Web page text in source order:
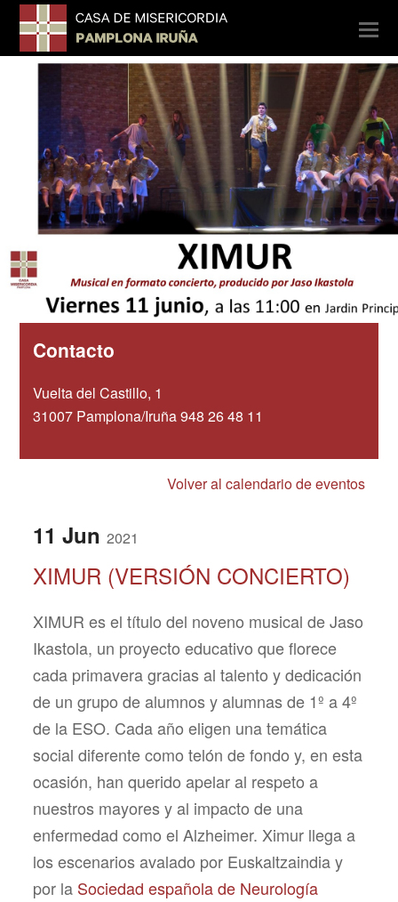
Contacto
Vuelta del Castillo, 1
31007 Pamplona/Iruña 948 26 48 11
Volver al calendario de eventos
11Jun2021
XIMUR (VERSIÓN CONCIERTO)
XIMUR es el título del noveno musical de Jaso
Ikastola, un proyecto educativo que florece
cada primavera gracias al talento y dedicación
de un grupo de alumnos y alumnas de 1º a 4º
de la ESO. Cada año eligen una temática
social diferente como telón de fondo y, en esta
ocasión, han querido apelar al respeto a
nuestros mayores y al impacto de una
enfermedad como el Alzheimer. Ximur llega a
los escenarios avalado por Euskaltzaindia y
por la Sociedad española de Neurología